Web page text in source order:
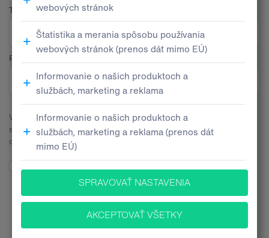
Telefón
Pobočka
V súvislosti s odoslaním tohto kontaktného formulára budeme
spracúvať Vaše osobné údaje. Všetky bližšie informácie nájdete v
dokumente
Informačné memorandum ochrany osobných údajov
poskytovania informácií o produktoch, službách a inováciách za
rokov.